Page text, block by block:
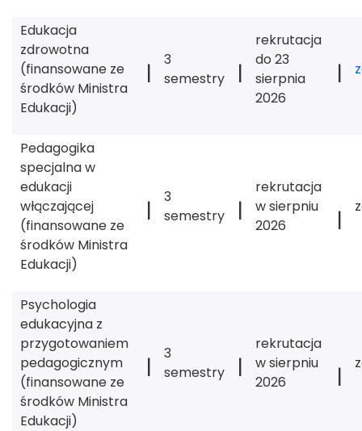
Edukacja
zdrowotna
(finansowane ze
środków Ministra
Edukacji)
|
3
semestry
|
rekrutacja
do 23
sierpnia
2026
|
Pedagogika
specjalna w
edukacji
włączającej
(finansowane ze
środków Ministra
Edukacji)
|
3
semestry
|
rekrutacja
w sierpniu
2026
|
Psychologia
edukacyjna z
przygotowaniem
pedagogicznym
(finansowane ze
środków Ministra
Edukacji)
|
3
semestry
|
rekrutacja
w sierpniu
2026
|